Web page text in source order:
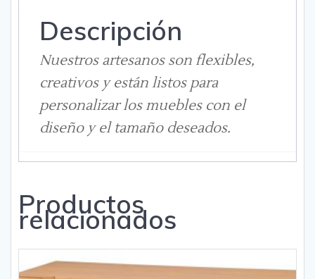
Descripción
Nuestros artesanos son flexibles,
creativos y están listos para
personalizar los muebles con el
diseño y el tamaño deseados.
Productos
relacionados